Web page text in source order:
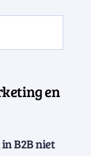
en
B2B niet